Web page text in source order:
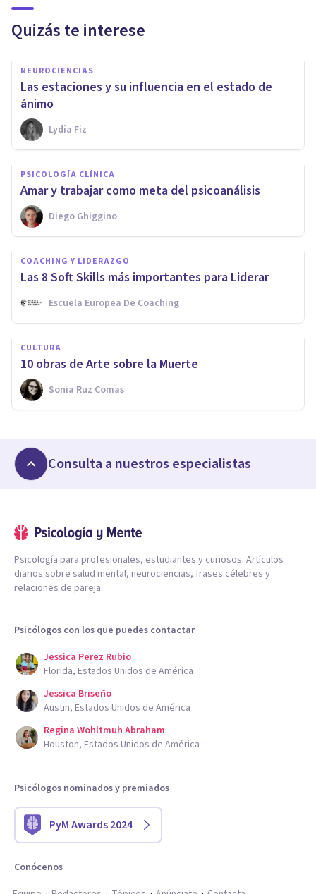
Quizás te interese
NEUROCIENCIAS
Las estaciones y su influencia en el estado de
ánimo
Lydia Fiz
PSICOLOGÍA CLÍNICA
Amar y trabajar como meta del psicoanálisis
Diego Ghiggino
COACHING Y LIDERAZGO
Las 8 Soft Skills más importantes para Liderar
Escuela Europea De Coaching
CULTURA
10 obras de Arte sobre la Muerte
Sonia Ruz Comas
Consulta a nuestros especialistas
Psicología para profesionales, estudiantes y curiosos. Artículos
diarios sobre salud mental, neurociencias, frases célebres y
relaciones de pareja.
Psicólogos con los que puedes contactar
Jessica Perez Rubio
Florida, Estados Unidos de América
Jessica Briseño
Austin, Estados Unidos de América
Regina Wohltmuh Abraham
Houston, Estados Unidos de América
Psicólogos nominados y premiados
PyM Awards 2024
Conócenos